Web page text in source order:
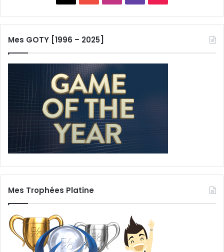
Mes GOTY [1996 – 2025]
Mes Trophées Platine